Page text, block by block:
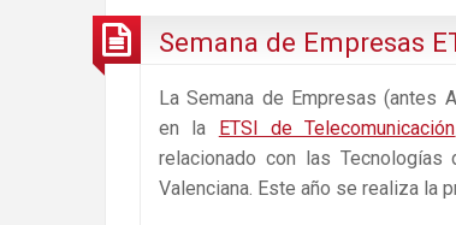
Semana de Empresas
La Semana de Empresas (antes
en la
ETSI de Telecomunicación
relacionado con las
Valenciana. Este año se realiza la